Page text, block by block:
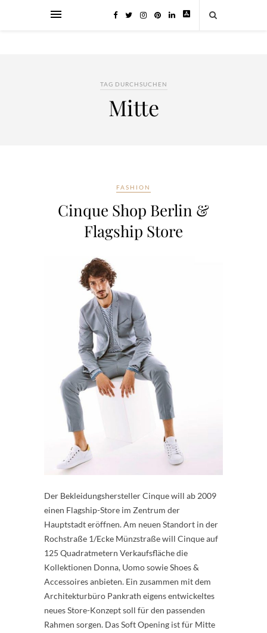
TAG DURCHSUCHEN
Mitte
FASHION
Cinque Shop Berlin &
Flagship Store
Der Bekleidungshersteller Cinque will ab 2009
einen Flagship-Store im Zentrum der
Hauptstadt eröffnen. Am neuen Standort in der
Rochstraße 1/Ecke Münzstraße will Cinque auf
125 Quadratmetern Verkaufsfläche die
Kollektionen Donna, Uomo sowie Shoes &
Accessoires anbieten. Ein zusammen mit dem
Architekturbüro Pankrath eigens entwickeltes
neues Store-Konzept soll für den passenden
Rahmen sorgen. Das Soft Opening ist für Mitte